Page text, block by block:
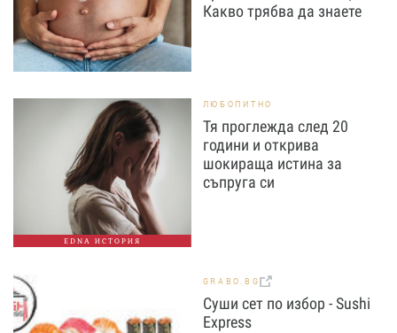
Какво трябва да знаете
EDNA ИСТОРИЯ
ЛЮБОПИТНО
Тя проглежда след 20
години и открива
шокираща истина за
съпруга си
GRABO.BG
Суши сет по избор - Sushi
Express